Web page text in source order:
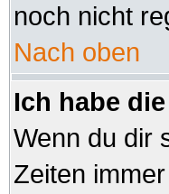
noch nicht
Nach oben
Ich habe
Wenn du dir
Zeiten